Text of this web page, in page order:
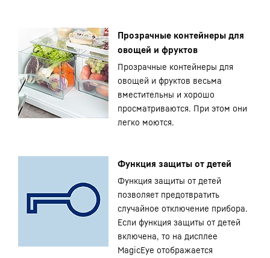
Прозрачные контейнеры для
овощей и фруктов
Прозрачные контейнеры для
овощей и фруктов весьма
вместительны и хорошо
просматриваются. При этом они
легко моются.
Функция защиты от детей
Функция защиты от детей
позволяет предотвратить
случайное отключение прибора.
Если функция защиты от детей
включена, то на дисплее
MagicEye отображается